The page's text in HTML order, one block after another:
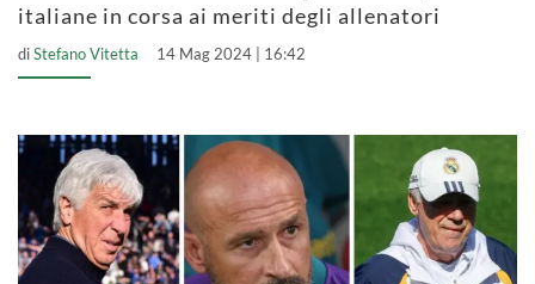
italiane in corsa ai meriti degli allenatori
diStefano Vitetta 14 Mag 2024 | 16:42